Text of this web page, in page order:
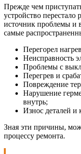
Прежде чем
устройство
источник проблемы и
самые
Перегорел
Неисправность
Проблемы с
Перегрев и
Повреждение
Нарушение
внутрь;
Износ деталей и
Зная эти причины,
процессу ремонта.